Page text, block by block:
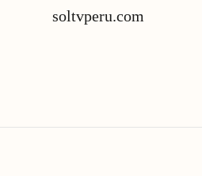
soltvperu.com